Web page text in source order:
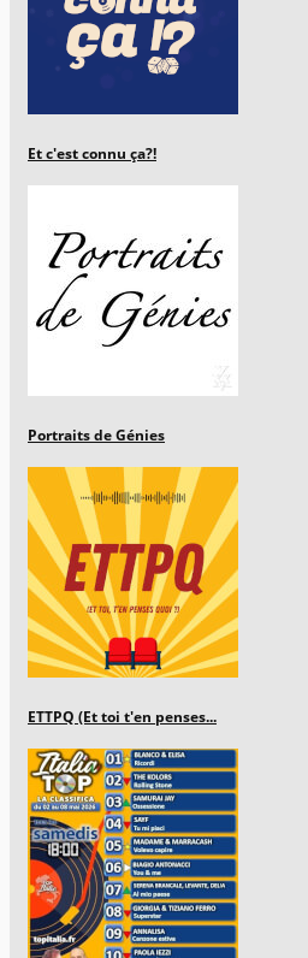
Et c'est connu ça?!
Portraits de Génies
ETTPQ (Et toi t'en penses...